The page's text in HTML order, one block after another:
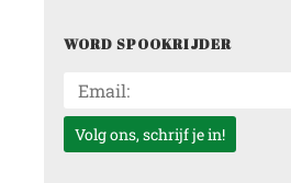
WORD SPOOKRIJDER